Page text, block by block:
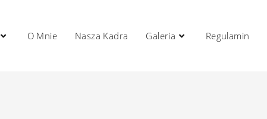
O Mnie Nasza Kadra Galeria Regulamin